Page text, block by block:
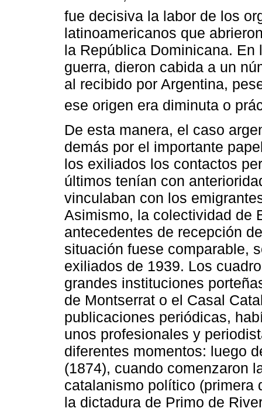
fue decisiva la labor de los
latinoamericanos que
la República Dominicana.
guerra, dieron cabida a un
al recibido por Argentina,
ese origen era diminuta o
De esta manera, el caso
demás por el importante
los exiliados los contactos
últimos tenían con
vinculaban con los
Asimismo, la colectividad de
antecedentes de recepción
situación fuese comparable,
exiliados de 1939. Los
grandes instituciones
de Montserrat o el Casal
publicaciones periódicas,
unos profesionales y
diferentes momentos: luego
(1874), cuando comenzaron
catalanismo político (primera
la dictadura de Primo de